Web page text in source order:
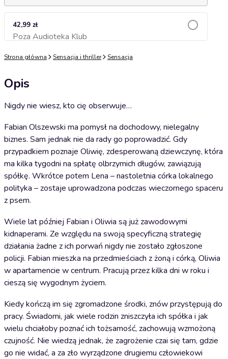
42,99 zł
Poza Audioteka KlubDodaj do koszyka
Strona główna Sensacja i thriller Sensacja
Opis
Nigdy nie wiesz, kto cię obserwuje…
Fabian Olszewski ma pomysł na dochodowy, nielegalny
biznes. Sam jednak nie da rady go poprowadzić. Gdy
przypadkiem poznaje Oliwię, zdesperowaną dziewczynę, która
ma kilka tygodni na spłatę olbrzymich długów, zawiązują
spółkę. Wkrótce potem Lena – nastoletnia córka lokalnego
polityka – zostaje uprowadzona podczas wieczornego spaceru
z psem.
Wiele lat później Fabian i Oliwia są już zawodowymi
kidnaperami. Ze względu na swoją specyficzną strategię
działania żadne z ich porwań nigdy nie zostało zgłoszone
policji. Fabian mieszka na przedmieściach z żoną i córką, Oliwia
w apartamencie w centrum. Pracują przez kilka dni w roku i
cieszą się wygodnym życiem.
Kiedy kończą im się zgromadzone środki, znów przystępują do
pracy. Świadomi, jak wiele rodzin zniszczyła ich spółka i jak
wielu chciałoby poznać ich tożsamość, zachowują wzmożoną
czujność. Nie wiedzą jednak, że zagrożenie czai się tam, gdzie
go nie widać, a za zło wyrządzone drugiemu człowiekowi